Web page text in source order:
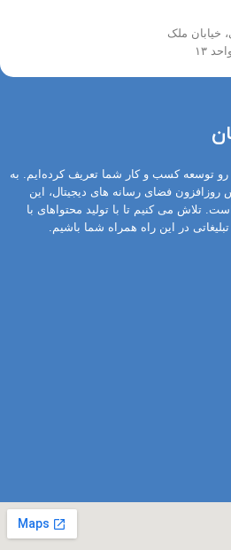
خیابان ملک
رو توسعه کسب و کار شما تعریف کرده‌ایم. به
فضای رسانه های دیجیتال، این
تلاش می کنیم تا با تولید محتواهای با
در این راه همراه شما باشیم.